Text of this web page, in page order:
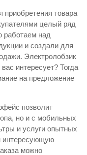
приобретения товара
целый ряд
работаем над
и создали для
Электролобзик
интересует? Тогда
на предложение
позволит
но и с мобильных
и услуги опытных
интересующую
можно